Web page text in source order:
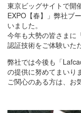
東京ビッグサイトで開
EXPO【春】」弊社ブ
いました。
今年も大勢の皆さまに
認証技術をご体験いた
弊社では今後も「
の提供に努めてまいり
ご関心のある方は、お